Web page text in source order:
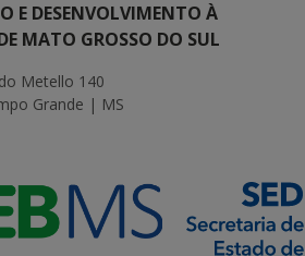
E DESENVOLVIMENTO À
MATO GROSSO DO SUL
Metello 140
Grande | MS